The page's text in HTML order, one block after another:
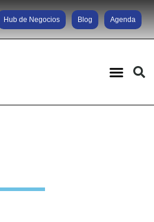
Hub de Negocios Blog Agenda